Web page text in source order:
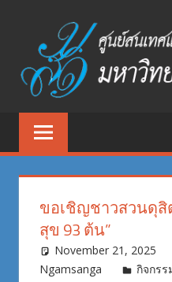
content
ศูนย์
สนเทศ
อาชีพ
มหาวิทยาลัย
สวนดุสิต
ขอเชิญชาวสวนดุสิ
สุข 93 ต้น”
November 21, 2025
Ngamsanga
กิจกร